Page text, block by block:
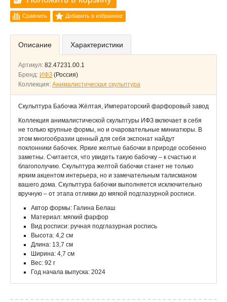
Сравнить Добавить в избранное
Описание Характеристики
Артикул: 82.47231.00.1
Бренд: ИФЗ (Россия)
Коллекция: Анималистическая скульптура
Скульптура Бабочка Жёлтая, Императорский фарфоровый завод
Коллекция анималистической скульптуры ИФЗ включает в себя
не только крупные формы, но и очаровательные миниатюры. В
этом многообразии ценный для себя экспонат найдут
поклонники бабочек. Яркие желтые бабочки в природе особенно
заметны. Считается, что увидеть такую бабочку – к счастью и
благополучию. Скульптура желтой бабочки станет не только
ярким акцентом интерьера, но и замечательным талисманом
вашего дома. Скульптура бабочки выполняется исключительно
вручную – от этапа отливки до мягкой подглазурной росписи.
Автор формы: Галина Белаш
Материал: мягкий фарфор
Вид росписи: ручная подглазурная роспись
Высота: 4,2 см
Длина: 13,7 см
Ширина: 4,7 см
Вес: 92 г
Год начала выпуска: 2024